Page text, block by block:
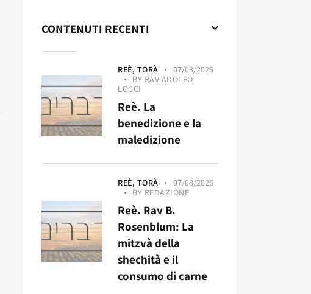
CONTENUTI RECENTI
REÈ, TORÀ
07/08/2026
BY RAV ADOLFO
LOCCI
Reè. La
benedizione e la
maledizione
REÈ, TORÀ
07/08/2026
BY REDAZIONE
Reè. Rav B.
Rosenblum: La
mitzvà della
shechità e il
consumo di carne